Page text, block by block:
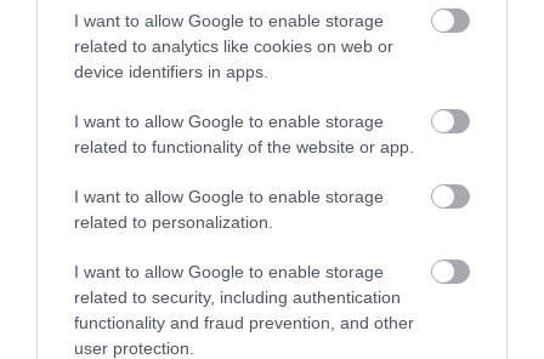
I want to allow Google to enable storage
related to analytics like cookies on web or
device identifiers in apps.
I want to allow Google to enable storage
related to functionality of the website or app.
I want to allow Google to enable storage
related to personalization.
I want to allow Google to enable storage
related to security, including authentication
functionality and fraud prevention, and other
user protection.
KÖRNYÉKÉN: TERMÉSZET,
SZŐLŐ ÉS KOMLÓ
TALÁLKOZÁSA
PANNONHALMI
GYÓGYNÖVÉNYKERTBE ÉS
ILLATMÚZEUMBA